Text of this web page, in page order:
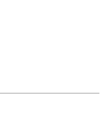
Haastrup